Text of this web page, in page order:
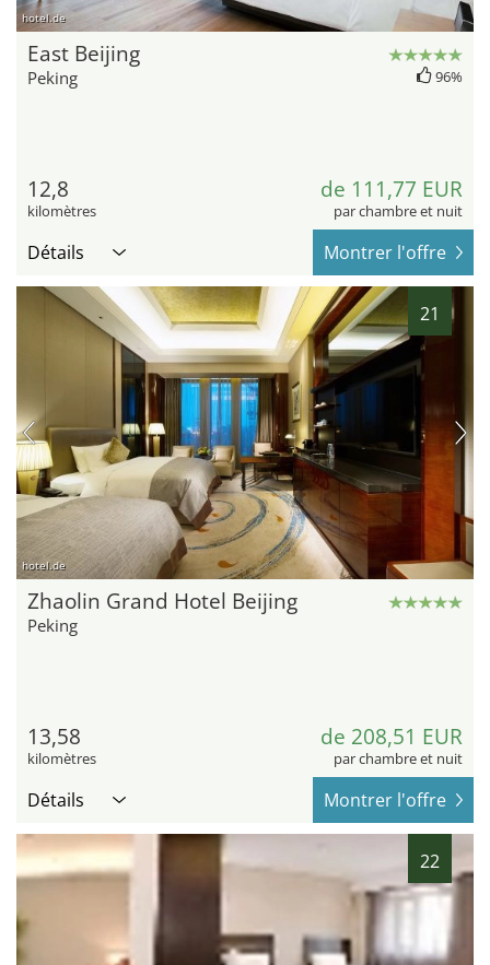
hotel.de
East Beijing
Peking 96%
12,8
kilomètres
de 111,77 EUR
par chambre et nuit
Détails Montrer l'offre
21
hotel.de
Zhaolin Grand Hotel Beijing
Peking
13,58
kilomètres
de 208,51 EUR
par chambre et nuit
Détails Montrer l'offre
22